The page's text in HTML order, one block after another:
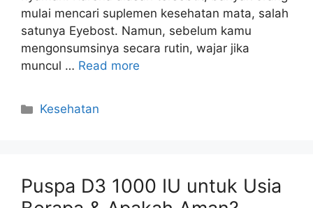
mulai mencari suplemen kesehatan mata, salah
satunya Eyebost. Namun, sebelum kamu
mengonsumsinya secara rutin, wajar jika
muncul … Read more
Kategori
Kesehatan
Puspa D3 1000 IU untuk Usia